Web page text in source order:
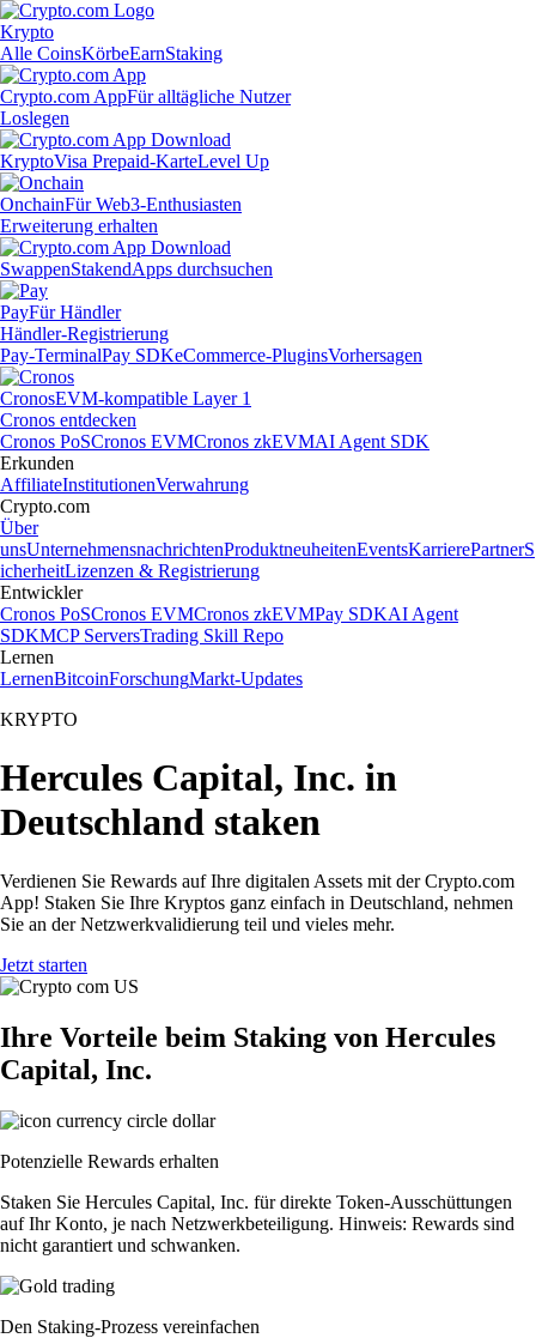
Krypto
Alle CoinsKörbeEarnStaking
Crypto.com AppFür alltägliche Nutzer
Loslegen
KryptoVisa Prepaid-KarteLevel Up
OnchainFür Web3-Enthusiasten
Erweiterung erhalten
SwappenStakendApps durchsuchen
PayFür Händler
Händler-Registrierung
Pay-TerminalPay SDKeCommerce-PluginsVorhersagen
CronosEVM-kompatible Layer 1
Cronos entdecken
Cronos PoSCronos EVMCronos zkEVMAI Agent SDK
Erkunden
AffiliateInstitutionenVerwahrung
Crypto.com
Über
unsUnternehmensnachrichtenProduktneuheitenEventsKarrierePartnerS
icherheitLizenzen & Registrierung
Entwickler
Cronos PoSCronos EVMCronos zkEVMPay SDKAI Agent
SDKMCP ServersTrading Skill Repo
Lernen
LernenBitcoinForschungMarkt-Updates
KRYPTO
Hercules Capital, Inc. in
Deutschland staken
Verdienen Sie Rewards auf Ihre digitalen Assets mit der Crypto.com
App! Staken Sie Ihre Kryptos ganz einfach in Deutschland, nehmen
Sie an der Netzwerkvalidierung teil und vieles mehr.
Jetzt starten
Ihre Vorteile beim Staking von Hercules
Capital, Inc.
Potenzielle Rewards erhalten
Staken Sie Hercules Capital, Inc. für direkte Token-Ausschüttungen
auf Ihr Konto, je nach Netzwerkbeteiligung. Hinweis: Rewards sind
nicht garantiert und schwanken.
Den Staking-Prozess vereinfachen